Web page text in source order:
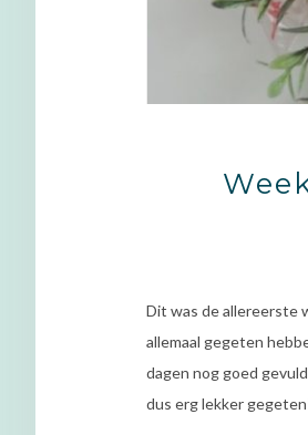
Dit was de allereerste
allemaal gegeten
dagen nog goed
dus erg lekker